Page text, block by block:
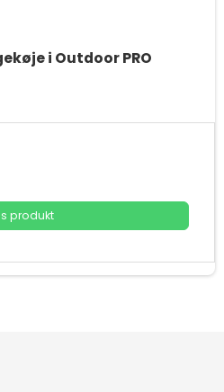
i Outdoor PRO
produkt